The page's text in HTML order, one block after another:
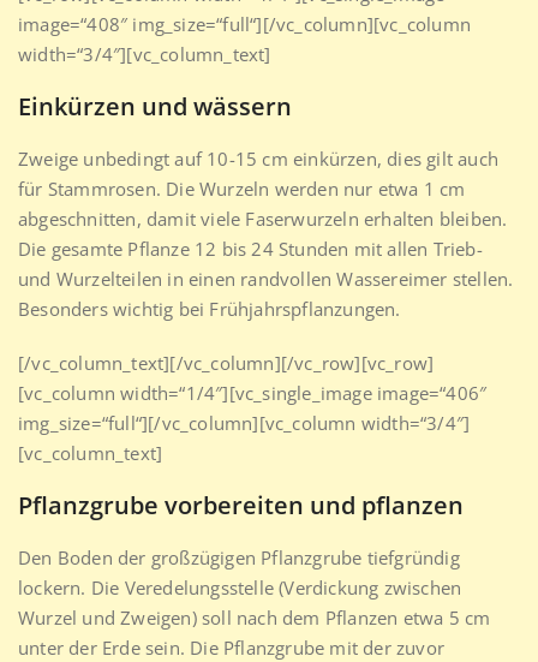
image=“408″ img_size=“full“][/vc_column][vc_column
width=“3/4″][vc_column_text]
Einkürzen und wässern
Zweige unbedingt auf 10-15 cm einkürzen, dies gilt auch
für Stammrosen. Die Wurzeln werden nur etwa 1 cm
abgeschnitten, damit viele Faserwurzeln erhalten bleiben.
Die gesamte Pflanze 12 bis 24 Stunden mit allen Trieb-
und Wurzelteilen in einen randvollen Wassereimer stellen.
Besonders wichtig bei Frühjahrspflanzungen.
[/vc_column_text][/vc_column][/vc_row][vc_row]
[vc_column width=“1/4″][vc_single_image image=“406″
img_size=“full“][/vc_column][vc_column width=“3/4″]
[vc_column_text]
Pflanzgrube vorbereiten und pflanzen
Den Boden der großzügigen Pflanzgrube tiefgründig
lockern. Die Veredelungsstelle (Verdickung zwischen
Wurzel und Zweigen) soll nach dem Pflanzen etwa 5 cm
unter der Erde sein. Die Pflanzgrube mit der zuvor